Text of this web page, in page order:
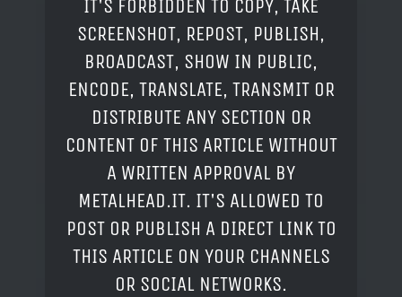
IT'S FORBIDDEN TO COPY, TAKE
SCREENSHOT, REPOST, PUBLISH,
BROADCAST, SHOW IN PUBLIC,
ENCODE, TRANSLATE, TRANSMIT OR
DISTRIBUTE ANY SECTION OR
CONTENT OF THIS ARTICLE WITHOUT
A WRITTEN APPROVAL BY
METALHEAD.IT. IT'S ALLOWED TO
POST OR PUBLISH A DIRECT LINK TO
THIS ARTICLE ON YOUR CHANNELS
OR SOCIAL NETWORKS.